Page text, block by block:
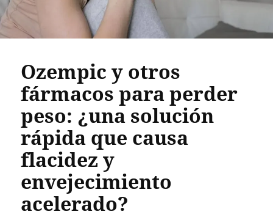
Ozempic y otros
fármacos para perder
peso: ¿una solución
rápida que causa
flacidez y
envejecimiento
acelerado?